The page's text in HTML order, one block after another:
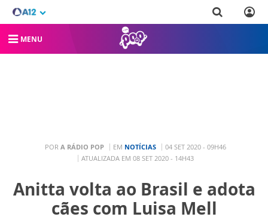
MENU
POR A RÁDIO POP EM NOTÍCIAS
04 SET 2020 - 09H46
ATUALIZADA EM 08 SET 2020 - 14H43
Anitta volta ao Brasil e adota
cães com Luisa Mell